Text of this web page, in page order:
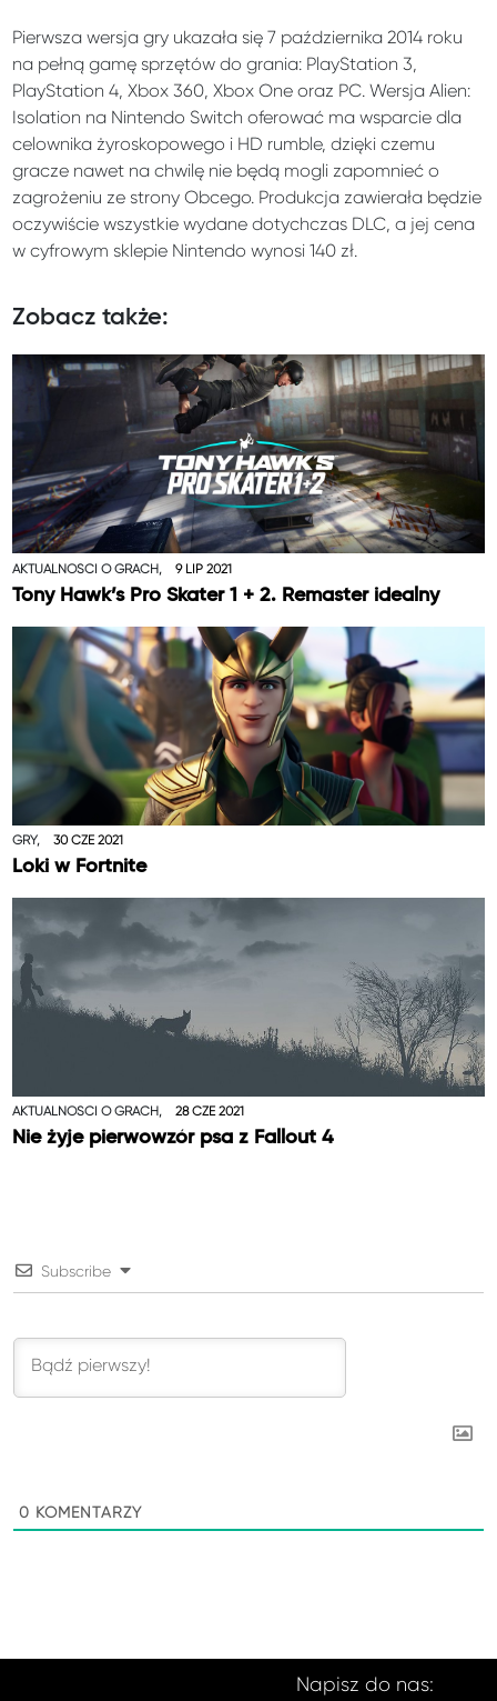
Pierwsza wersja gry ukazała się 7 października 2014 roku
na pełną gamę sprzętów do grania: PlayStation 3,
PlayStation 4, Xbox 360, Xbox One oraz PC. Wersja Alien:
Isolation na Nintendo Switch oferować ma wsparcie dla
celownika żyroskopowego i HD rumble, dzięki czemu
gracze nawet na chwilę nie będą mogli zapomnieć o
zagrożeniu ze strony Obcego. Produkcja zawierała będzie
oczywiście wszystkie wydane dotychczas DLC, a jej cena
w cyfrowym sklepie Nintendo wynosi 140 zł.
Zobacz także:
AKTUALNOŚCI O GRACH, 9 LIP 2021
Tony Hawk’s Pro Skater 1 + 2. Remaster idealny
GRY, 30 CZE 2021
Loki w Fortnite
AKTUALNOŚCI O GRACH, 28 CZE 2021
Nie żyje pierwowzór psa z Fallout 4
Subscribe
0 KOMENTARZY
Napisz do nas: